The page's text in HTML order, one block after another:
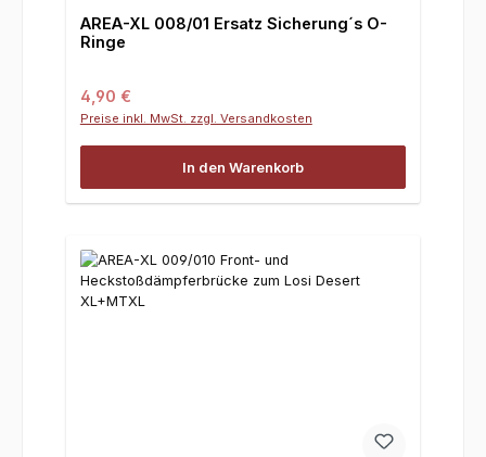
AREA-XL 008/01 Ersatz Sicherung´s O-
Ringe
Regulärer Preis:
4,90 €
Preise inkl. MwSt. zzgl. Versandkosten
In den Warenkorb